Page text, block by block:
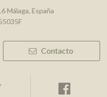
Málaga, España
Contacto